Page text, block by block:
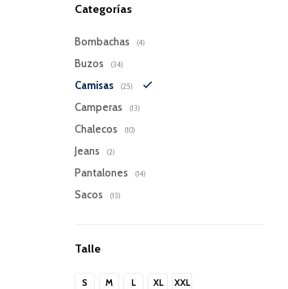
Categorías
Bombachas (4)
Buzos (34)
Camisas (25)
Camperas (13)
Chalecos (10)
Jeans (2)
Pantalones (14)
Sacos (13)
Talle
S M L XL XXL